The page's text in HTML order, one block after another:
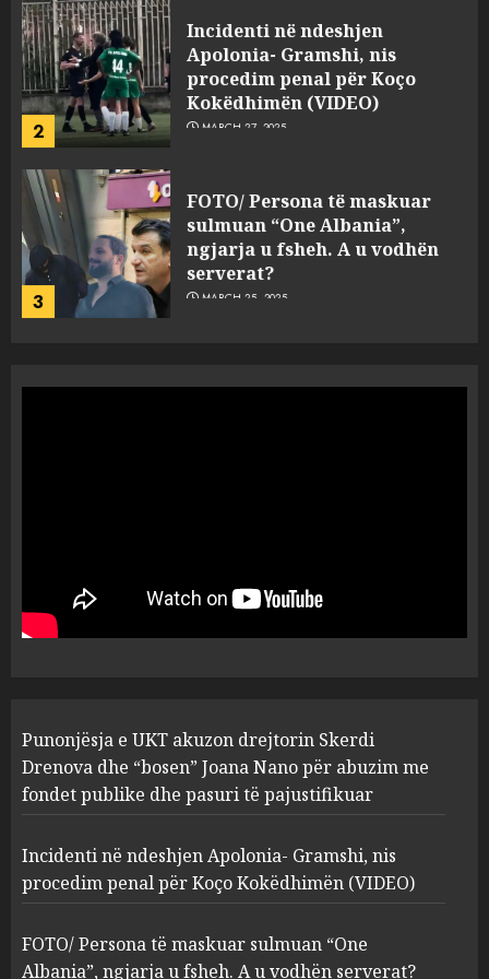
3
FOTO/ Persona të maskuar
sulmuan “One Albania”,
ngjarja u fsheh. A u vodhën
serverat?
MARCH 25, 2025
4
Prokuroria jep pretencën, ja
çfarë dënimi kërkon për
Mariela dhe Antonela
Berishën
MARCH 25, 2025
1
“bosen” Joana Nano për
abuzim me fondet publike dhe
pasuri të pajustifikuar
2
Apolonia- Gramshi, nis
procedim penal për Koço
Kokëdhimën (VIDEO)
MARCH 27, 2025
FOTO/ Persona të maskuar
sulmuan “One Albania”,
ngjarja u fsheh. A u vodhën
serverat?
Punonjësja e UKT akuzon drejtorin Skerdi
Drenova dhe “bosen” Joana Nano për abuzim me
fondet publike dhe pasuri të pajustifikuar
Incidenti në ndeshjen Apolonia- Gramshi, nis
procedim penal për Koço Kokëdhimën (VIDEO)
FOTO/ Persona të maskuar sulmuan “One
Albania”, ngjarja u fsheh. A u vodhën serverat?